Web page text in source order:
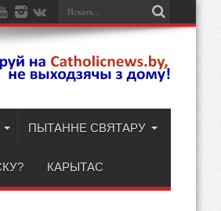
ПЫТАННЕ СВЯТАРУ
КАРЫТАС